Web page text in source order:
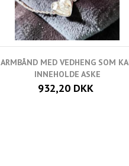
ARMBÅND MED VEDHENG SOM
INNEHOLDE ASKE
932,20 DKK